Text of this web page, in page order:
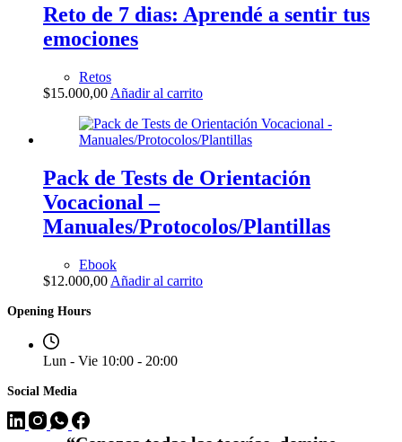
Reto de 7 dias: Aprendé a sentir tus
emociones
Retos
$15.000,00 Añadir al carrito
Pack de Tests de Orientación
Vocacional –
Manuales/Protocolos/Plantillas
Ebook
$12.000,00 Añadir al carrito
Opening Hours
Lun - Vie 10:00 - 20:00
Social Media